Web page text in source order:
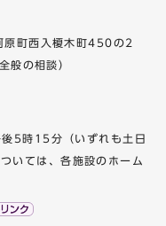
原町西入榎木町450の2
全般の相談）
5時15分（いずれも土日
いては、各施設のホーム